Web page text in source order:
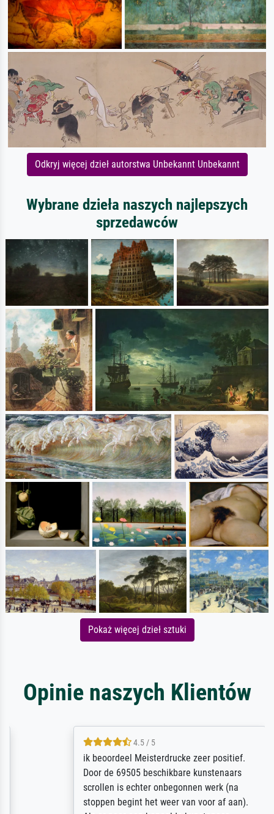
Odkryj więcej dzieł autorstwa Unbekannt Unbekannt
Wybrane dzieła naszych najlepszych
sprzedawców
Pokaż więcej dzieł sztuki
Opinie naszych Klientów
4.5 / 5
ik beoordeel Meisterdrucke zeer positief.
Door de 69505 beschikbare kunstenaars
scrollen is echter onbegonnen werk (na
stoppen begint het weer van voor af aan).